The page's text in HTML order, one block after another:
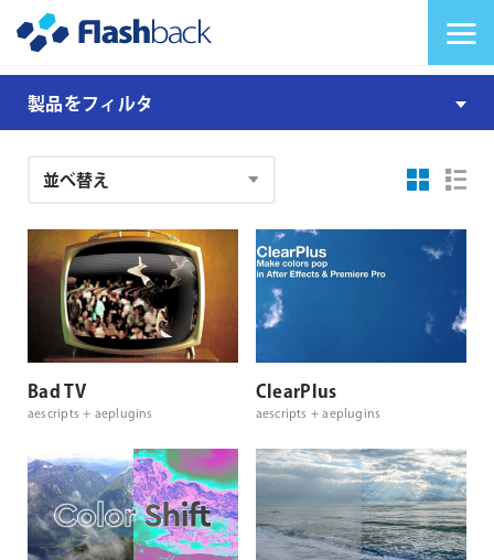
aescripts
filter
製品をフィルタ
文
Bad TV
aescripts + aeplugins
ClearPlus
aescripts + aeplugins